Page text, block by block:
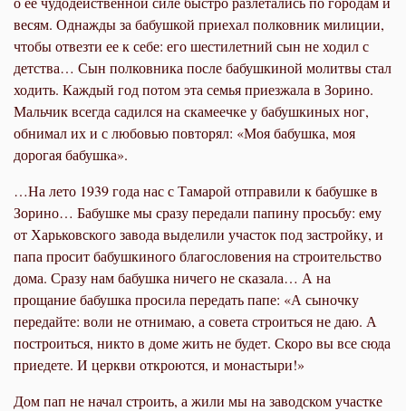
весям. Однажды за бабушкой приехал полковник милиции,
чтобы отвезти ее к себе: его шестилетний сын не ходил с
детства… Сын полковника после бабушкиной молитвы стал
ходить. Каждый год потом эта семья приезжала в Зорино.
Мальчик всегда садился на скамеечке у бабушкиных ног,
обнимал их и с любовью повторял: «Моя бабушка, моя
дорогая бабушка».
…На лето 1939 года нас с Тамарой отправили к бабушке в
Зорино… Бабушке мы сразу передали папину просьбу: ему
от Харьковского завода выделили участок под застройку, и
папа просит бабушкиного благословения на строительство
дома. Сразу нам бабушка ничего не сказала… А на
прощание бабушка просила передать папе: «А сыночку
передайте: воли не отнимаю, а совета строиться не даю. А
построиться, никто в доме жить не будет. Скоро вы все сюда
приедете. И церкви откроются, и монастыри!»
Дом пап не начал строить, а жили мы на заводском участке